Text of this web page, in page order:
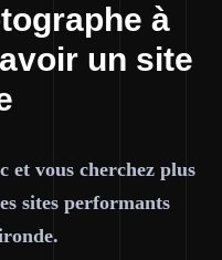
à
un site
et vous cherchez plus
sites performants